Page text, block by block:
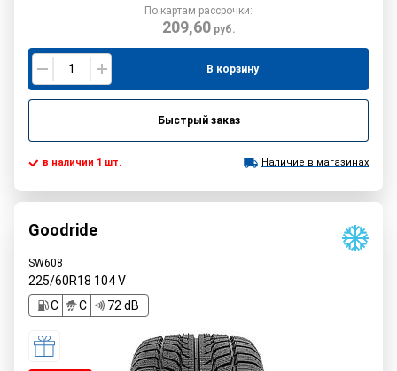
По картам рассрочки:
209,60руб.
В корзину
Быстрый заказ
в наличии 1 шт. Наличие в магазинах
Goodride
SW608
225/60R18 104V
C
C 72 dB